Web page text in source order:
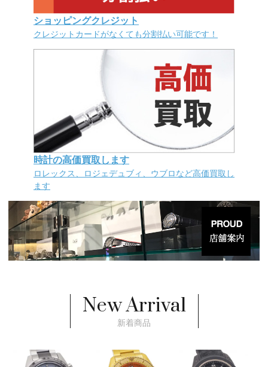
ショッピングクレジット
クレジットカードがなくても分割払い可能です！
時計の高価買取します
ロレックス、ロジェデュブィ、ウブロなど高価買取し
ます
New Arrival
新着商品